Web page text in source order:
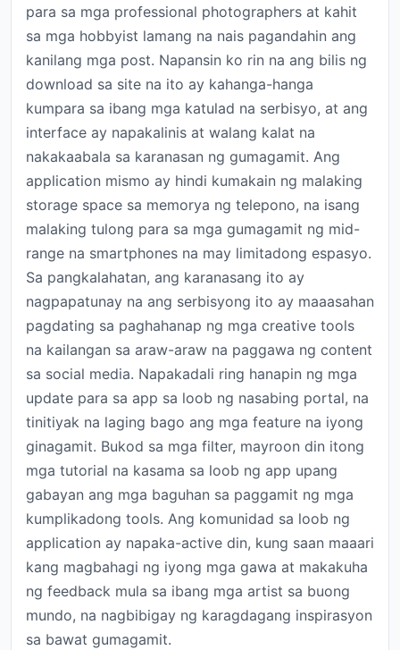
para sa mga professional photographers at kahit
sa mga hobbyist lamang na nais pagandahin ang
kanilang mga post. Napansin ko rin na ang bilis ng
download sa site na ito ay kahanga-hanga
kumpara sa ibang mga katulad na serbisyo, at ang
interface ay napakalinis at walang kalat na
nakakaabala sa karanasan ng gumagamit. Ang
application mismo ay hindi kumakain ng malaking
storage space sa memorya ng telepono, na isang
malaking tulong para sa mga gumagamit ng mid-
range na smartphones na may limitadong espasyo.
Sa pangkalahatan, ang karanasang ito ay
nagpapatunay na ang serbisyong ito ay maaasahan
pagdating sa paghahanap ng mga creative tools
na kailangan sa araw-araw na paggawa ng content
sa social media. Napakadali ring hanapin ng mga
update para sa app sa loob ng nasabing portal, na
tinitiyak na laging bago ang mga feature na iyong
ginagamit. Bukod sa mga filter, mayroon din itong
mga tutorial na kasama sa loob ng app upang
gabayan ang mga baguhan sa paggamit ng mga
kumplikadong tools. Ang komunidad sa loob ng
application ay napaka-active din, kung saan maaari
kang magbahagi ng iyong mga gawa at makakuha
ng feedback mula sa ibang mga artist sa buong
mundo, na nagbibigay ng karagdagang inspirasyon
sa bawat gumagamit.